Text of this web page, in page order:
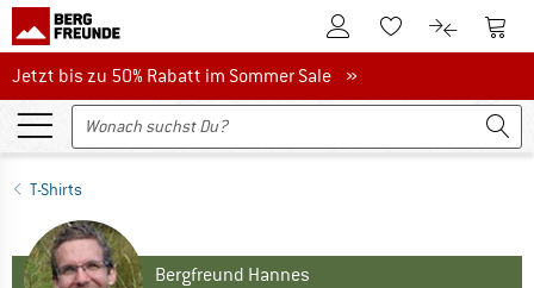
Zum KundenkontoZum Merkzettel.
Zum Zum
Jetzt bis zu 50% Rabatt im Sommer Sale
Jetzt bis zu 50% Rabatt im Sommer Sale »
T-Shirts
Bergfreund Hannes